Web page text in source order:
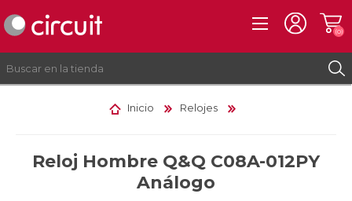
INICIAR SESIÓN
(0)
Inicio Relojes
Reloj Hombre Q&Q C08A-012PY
Análogo